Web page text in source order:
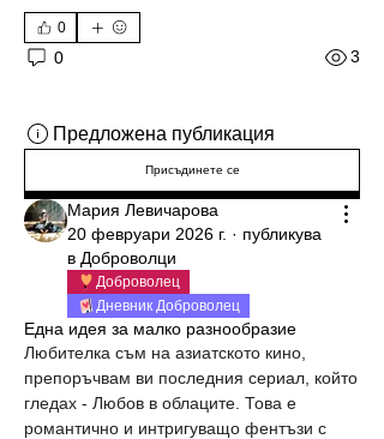
0
0 3
Предложена публикация
Присъдинете се
Мария Левичарова
20 февруари 2026 г. · публикува
в Доброволци
Доброволец
Дневник Доброволец
Една идея за малко разнообразие
Любителка съм на азиатското кино,
препоръчвам ви последния сериал, който
гледах - Любов в облаците. Това е
романтично и интригуващо фентъзи с